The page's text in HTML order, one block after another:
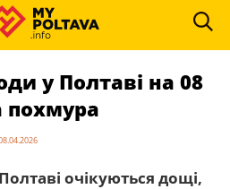
у Полтаві на 08
похмура
очікуються дощі,